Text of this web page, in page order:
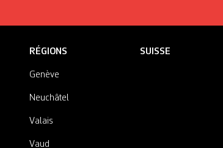
RÉGIONS
Genève
Neuchâtel
Valais
Vaud
SUISSE